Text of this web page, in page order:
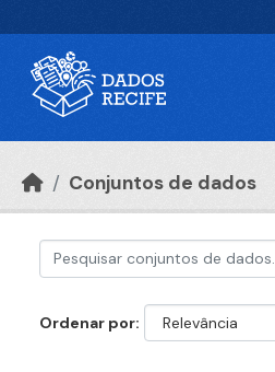
Conjuntos de dados
Ordenar por